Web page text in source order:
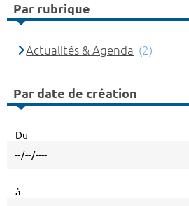
Par rubrique
Actualités & Agenda (2)
Par date de création
Du
à